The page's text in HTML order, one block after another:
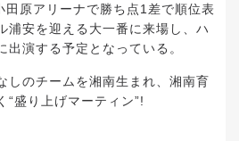
原アリーナで勝ち点1差で順位表
浦安を迎える大一番に来場し、ハ
出演する予定となっている。
しのチームを湘南生まれ、湘南育
“盛り上げマーティン”!